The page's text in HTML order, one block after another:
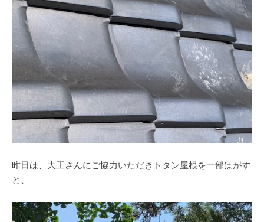
昨日は、大工さんにご協力いただきトタン屋根を一部はがす
と、